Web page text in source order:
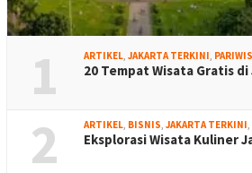
1 ARTIKEL, JAKARTA TERKINI,
20 Tempat Wisata Gratis
2 ARTIKEL, BISNIS, JAKARTA TERKINI,
Eksplorasi Wisata Kuliner